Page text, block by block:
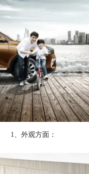
1、外观方面：